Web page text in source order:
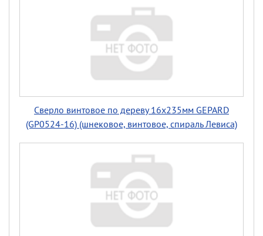
Сверло винтовое по дереву 16х235мм GEPARD
(GP0524-16) (шнековое, винтовое, спираль Левиса)